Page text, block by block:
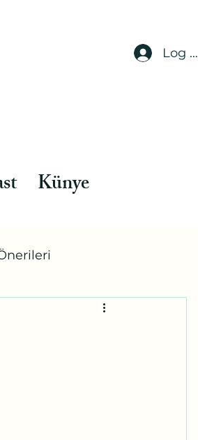
Log In
Künye